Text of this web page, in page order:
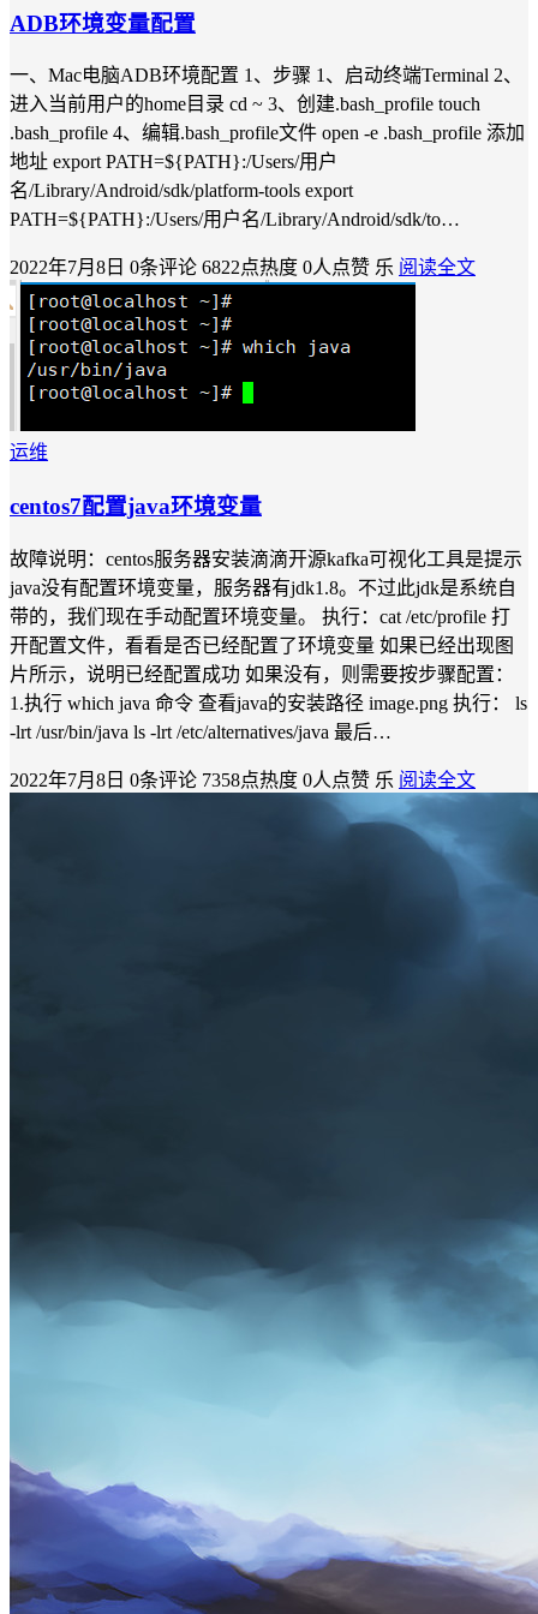
ADB环境变量配置
一、Mac电脑ADB环境配置 1、步骤 1、启动终端Terminal 2、
进入当前用户的home目录 cd ~ 3、创建.bash_profile touch
.bash_profile 4、编辑.bash_profile文件 open -e .bash_profile 添加
地址 export PATH=${PATH}:/Users/用户
名/Library/Android/sdk/platform-tools export
PATH=${PATH}:/Users/用户名/Library/Android/sdk/to…
2022年7月8日 0条评论 6822点热度 0人点赞 乐 阅读全文
运维
centos7配置java环境变量
故障说明：centos服务器安装滴滴开源kafka可视化工具是提示
java没有配置环境变量，服务器有jdk1.8。不过此jdk是系统自
带的，我们现在手动配置环境变量。 执行：cat /etc/profile 打
开配置文件，看看是否已经配置了环境变量 如果已经出现图
片所示，说明已经配置成功 如果没有，则需要按步骤配置：
1.执行 which java 命令 查看java的安装路径 image.png 执行： ls
-lrt /usr/bin/java ls -lrt /etc/alternatives/java 最后…
2022年7月8日 0条评论 7358点热度 0人点赞 乐 阅读全文